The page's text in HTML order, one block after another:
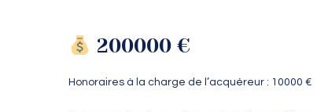
200000 €
Honoraires à la charge de l’acquéreur : 10000 €